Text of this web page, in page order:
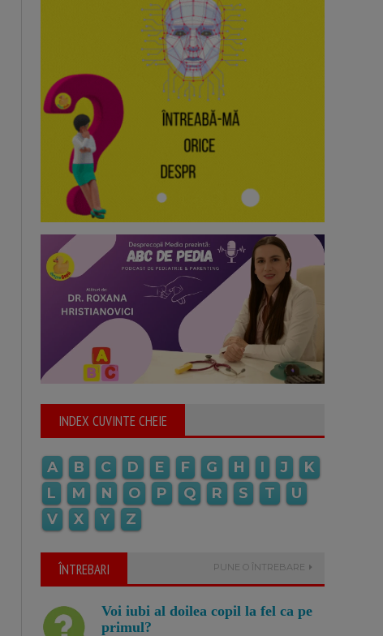
INDEX CUVINTE CHEIE
A B C D E F G H I J
K
L
M N O P Q R S T
U
V
X Y Z
ÎNTREBARI PUNE O ÎNTREBARE
Voi iubi al doilea copil la fel ca pe
primul?